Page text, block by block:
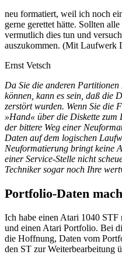
neu formatiert, weil ich noch
gerne gerettet hätte. Sollten
vermutlich dies tun und
auszukommen. (Mit Laufwerk
Ernst Vetsch
Da Sie die anderen
können, kann es sein, daß die
zerstört wurden. Wenn Sie die
»Hand« über die Diskette
der bittere Weg einer
Daten auf dem logischen
Neuformatierung bringt keine
einer Service-Stelle nicht
Techniker sogar noch Ihre
Portfolio-Daten
Ich habe einen Atari 1040
und einen Atari Portfolio. Bei
die Hoffnung, Daten vom
den ST zur Weiterbearbeitung